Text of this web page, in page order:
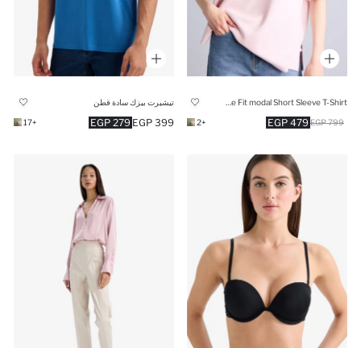
479 EGP 799 EGP
+2
تيشيرت بيزك سادة قطن
279 EGP 399 EGP
+17